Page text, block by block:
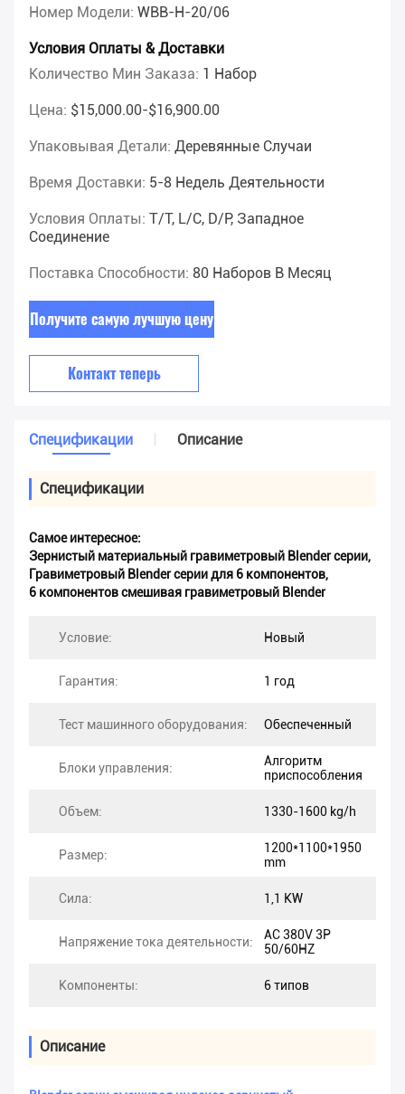
Номер Модели: WBB-H-20/06
Условия Оплаты & Доставки
Количество Мин Заказа: 1 Набор
Цена: $15,000.00-$16,900.00
Упаковывая Детали: Деревянные Случаи
Время Доставки: 5-8 Недель Деятельности
Условия Оплаты: T/T, L/C, D/P, Западное
Соединение
Поставка Способности: 80 Наборов В Месяц
Получите самую лучшую цену
Контакт теперь
Спецификации Описание
Спецификации
Самое интересное:
Зернистый материальный гравиметровый Blender серии,
Гравиметровый Blender серии для 6 компонентов,
6 компонентов смешивая гравиметровый Blender
Условие: Новый
Гарантия: 1 год
Тест машинного оборудования: Обеспеченный
Блоки управления:
Алгоритм
приспособления
Объем: 1330-1600 kg/h
Размер:
1200*1100*1950
mm
Сила: 1,1 KW
Напряжение тока деятельности:
AC 380V 3P
50/60HZ
Компоненты: 6 типов
Описание